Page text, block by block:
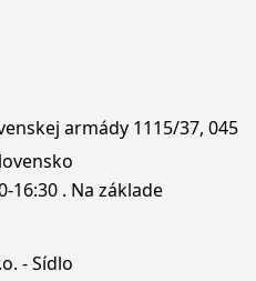
armády 1115/37, 045
16:30 . Na základe
- Sídlo